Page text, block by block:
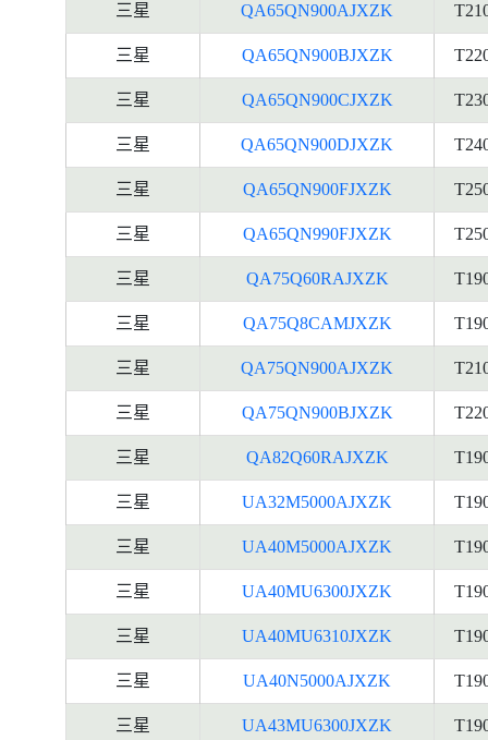
三星 QA65QN900AJXZK
三星 QA65QN900BJXZK
三星 QA65QN900CJXZK
三星 QA65QN900DJXZK
三星 QA65QN900FJXZK
三星 QA65QN990FJXZK
三星 QA75Q60RAJXZK
三星 QA75Q8CAMJXZK
三星 QA75QN900AJXZK
三星 QA75QN900BJXZK
三星 QA82Q60RAJXZK
三星 UA32M5000AJXZK
三星 UA40M5000AJXZK
三星 UA40MU6300JXZK
三星 UA40MU6310JXZK
三星 UA40N5000AJXZK
三星 UA43MU6300JXZK